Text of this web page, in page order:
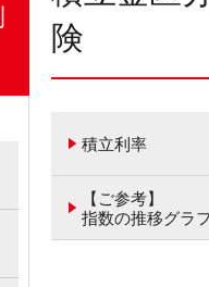
険
積立利率
【ご参考】
指数の推移グラフ